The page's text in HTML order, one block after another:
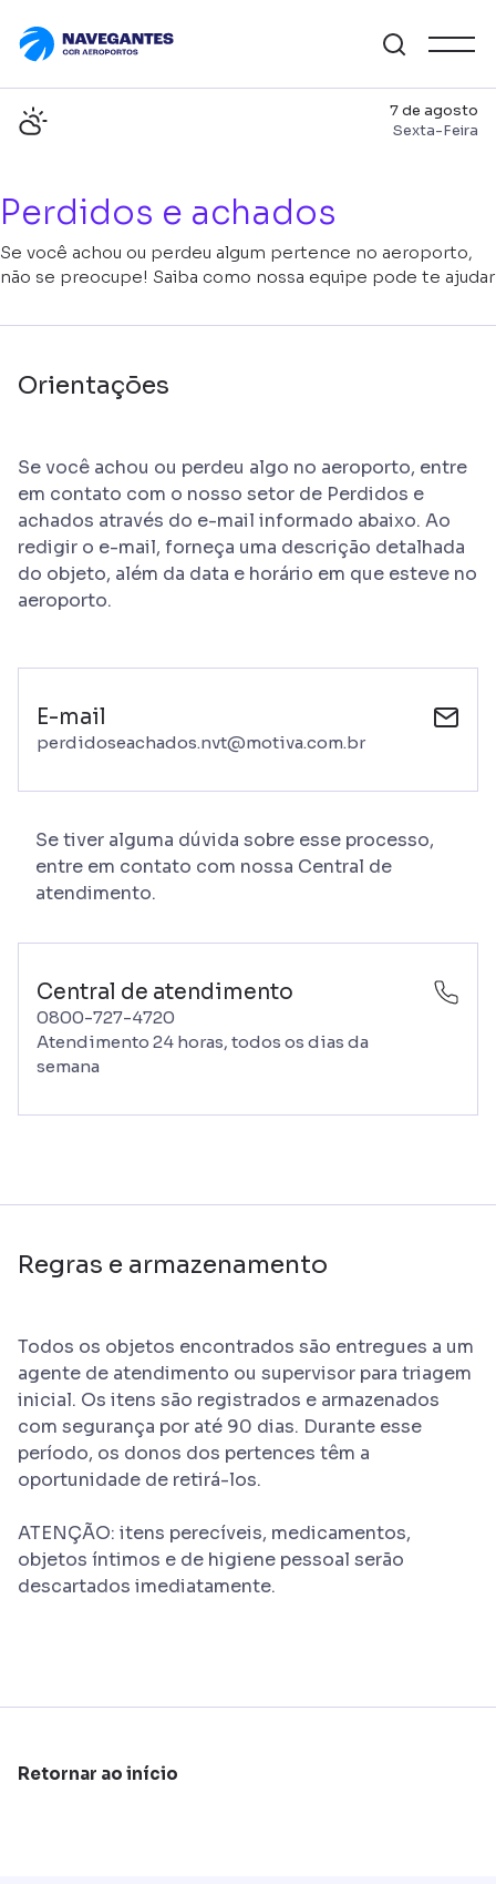
7 de agosto
Sexta-Feira
Perdidos e achados
Se você achou ou perdeu algum pertence no aeroporto,
não se preocupe! Saiba como nossa equipe pode te ajudar
Orientações
Se você achou ou perdeu algo no aeroporto, entre
em contato com o nosso setor de Perdidos e
achados através do e-mail informado abaixo. Ao
redigir o e-mail, forneça uma descrição detalhada
do objeto, além da data e horário em que esteve no
aeroporto.
E-mail
perdidoseachados.nvt@motiva.com.br
Se tiver alguma dúvida sobre esse processo,
entre em contato com nossa Central de
atendimento.
Central de atendimento
0800-727-4720
Atendimento 24 horas, todos os dias da
semana
Regras e armazenamento
Todos os objetos encontrados são entregues a um
agente de atendimento ou supervisor para triagem
inicial. Os itens são registrados e armazenados
com segurança por até 90 dias. Durante esse
período, os donos dos pertences têm a
oportunidade de retirá-los.
ATENÇÃO: itens perecíveis, medicamentos,
objetos íntimos e de higiene pessoal serão
descartados imediatamente.
Retornar ao início